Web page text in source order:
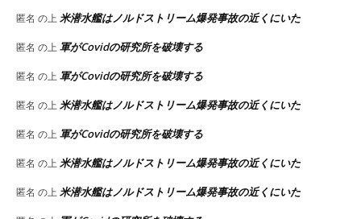
匿名 の上 米潜水艦はノルドストリーム爆発事故の近くにいた
匿名 の上 軍がCovidの研究所を破壊する
匿名 の上 軍がCovidの研究所を破壊する
匿名 の上 米潜水艦はノルドストリーム爆発事故の近くにいた
匿名 の上 軍がCovidの研究所を破壊する
匿名 の上 米潜水艦はノルドストリーム爆発事故の近くにいた
匿名 の上 米潜水艦はノルドストリーム爆発事故の近くにいた